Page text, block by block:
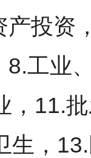
产投资
8.工业
，11.
生，